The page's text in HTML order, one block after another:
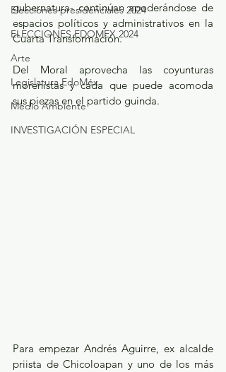
Elecciones presidenciales 2024
ELECCIONES EDOMEX 2024
Arte
Legislatura EdoMéx
Medio Ambiente
INVESTIGACIÓN ESPECIAL
gubernatura- continúan apoderándose de
espacios políticos y administrativos en la
Cuarta Transformación.
Del Moral aprovecha las coyunturas
morenistas y cada que puede acomoda
sus piezas en el partido guinda.
Para empezar Andrés Aguirre, ex alcalde
priista de Chicoloapan y uno de los más